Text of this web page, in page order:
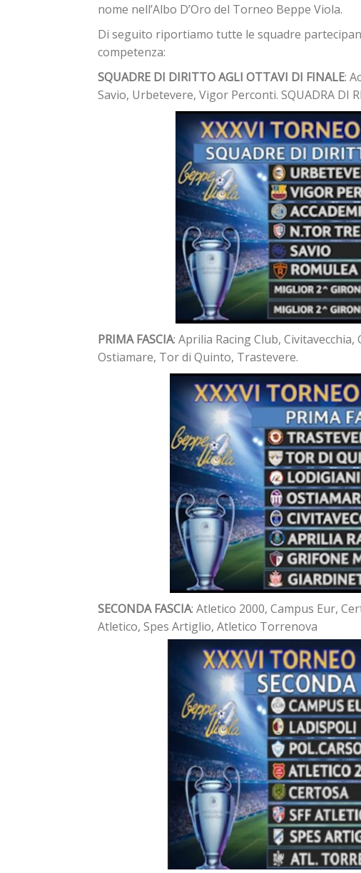
nome nell’Albo D’Oro del Torneo Beppe Viola.
Di seguito riportiamo tutte le squadre
competenza:
SQUADRE DI DIRITTO AGLI OTTAVI DI FINALE:
Savio, Urbetevere, Vigor Perconti. SQUADRA DI
PRIMA FASCIA: Aprilia Racing Club,
Ostiamare, Tor di Quinto, Trastevere.
SECONDA FASCIA: Atletico 2000, Campus Eur,
Atletico, Spes Artiglio, Atletico Torrenova